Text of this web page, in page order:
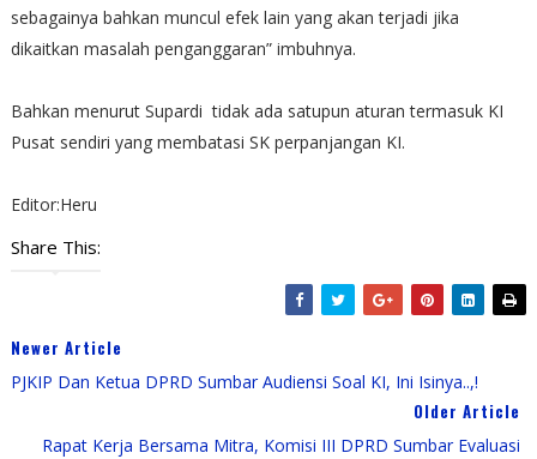
sebagainya bahkan muncul efek lain yang akan terjadi jika
dikaitkan masalah penganggaran” imbuhnya.
Bahkan menurut Supardi tidak ada satupun aturan termasuk KI
Pusat sendiri yang membatasi SK perpanjangan KI.
Editor:Heru
Share This:
Newer Article
PJKIP Dan Ketua DPRD Sumbar Audiensi Soal KI, Ini Isinya..,!
Older Article
Rapat Kerja Bersama Mitra, Komisi III DPRD Sumbar Evaluasi